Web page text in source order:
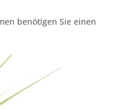
benötigen Sie einen